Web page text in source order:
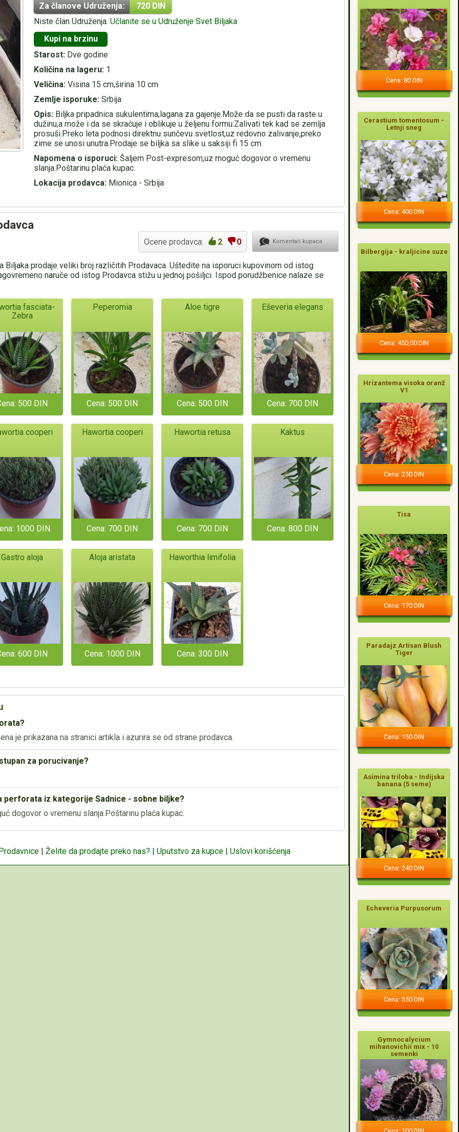
Za članove Udruženja:
720 DIN
Niste član Udruženja. Učlanite se u Udruženje Svet Biljaka
Kupi na brzinu
Starost: Dve godine
Količina na lageru: 1
Veličina: Visina 15 cm,širina 10 cm
Zemlje isporuke: Srbija
Opis: Biljka pripadnica sukulentima,lagana za gajenje.Može da se pusti da raste u
dužinu,a može i da se skraćuje i oblikuje u željenu formu.Zalivati tek kad se zemlja
prosuši.Preko leta podnosi direktnu sunčevu svetlost,uz redovno zalivanje,preko
zime se unosi unutra.Prodaje se biljka sa slike u saksiji fi 15 cm.
Napomena o isporuci: Šaljem Post-expresom,uz moguć dogovor o vremenu
slanja.Poštarinu plaća kupac.
Lokacija prodavca: Mionica - Srbija
Ocene prodavca: 2 0 Komentari kupaca
Biljaka prodaje veliki broj različitih Prodavaca. Uštedite na isporuci kupovinom od istog
naruče od istog Prodavca stižu u jednoj pošiljci. Ispod porudžbenice nalaze se
fasciata-
Zebra
500 DIN
Peperomia
Cena: 500 DIN
Aloe tigre
Cena: 500 DIN
Eševeria elegans
Cena: 700 DIN
cooperi
1000 DIN
Hawortia cooperi
Cena: 700 DIN
Hawortia retusa
Cena: 700 DIN
Kaktus
Cena: 800 DIN
Gastro aloja
600 DIN
Aloja aristata
Cena: 1000 DIN
Haworthia limifolia
Cena: 300 DIN
je prikazana na stranici artikla i azurira se od strane prodavca.
za porucivanje?
perforata iz kategorije Sadnice - sobne biljke?
dogovor o vremenu slanja.Poštarinu plaća kupac.
| Želite da prodajte preko nas? | Uputstvo za kupce | Uslovi korišćenja
Cena: 80 DIN
Cerastium tomentosum -
Letnji sneg
Cena: 400 DIN
Bilbergija - kraljicine suze
Cena: 450,00 DIN
Hrizantema visoka oranž
V1
Cena: 250 DIN
Tisa
Cena: 170 DIN
Paradajz Artisan Blush
Tiger
Cena: 150 DIN
Asimina triloba - Indijska
banana (5 seme)
Cena: 240 DIN
Echeveria Purpusorum
Cena: 350 DIN
Gymnocalycium
mihanovichii mix - 10
semenki